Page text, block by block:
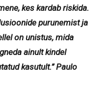
kes kardab riskida.
purunemist ja
on unistus, mida
ainult kindel
kasutult.” Paulo